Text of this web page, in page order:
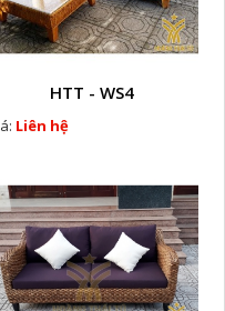
HTT - WS4
Liên hệ